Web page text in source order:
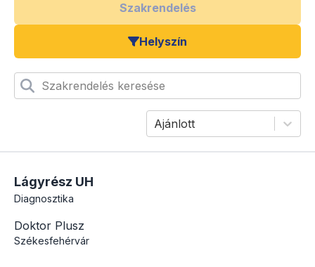
Szakrendelés
Helyszín
Szakrendelés keresése
Ajánlott
Lágyrész UH
Diagnosztika
Doktor Plusz
Székesfehérvár